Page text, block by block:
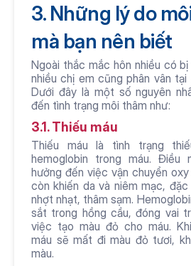
3. Những lý do
mà bạn nên biết
Ngoài thắc mắc hôn nhiều có
nhiều chị em cũng phân vân
Dưới đây là một số nguyên
đến tình trạng môi thâm như:
3.1. Thiếu máu
Thiếu máu là tình trạng
hemoglobin trong máu. Điều
hưởng đến việc vận chuyển
còn khiến da và niêm mạc,
nhợt nhạt, thâm sạm.
sắt trong hồng cầu, đóng vai
việc tạo màu đỏ cho máu.
máu sẽ mất đi màu đỏ tươi,
màu.